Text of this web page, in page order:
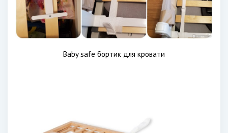
Baby safe бортик для кровати